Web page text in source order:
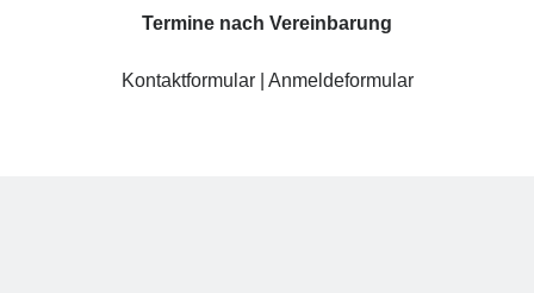
Wollgeflüster – Maschen & Miteinander
Studio Räume für mehr... | Nürnberg
Termine nach Vereinbarung
Kontaktformular| Anmeldeformular